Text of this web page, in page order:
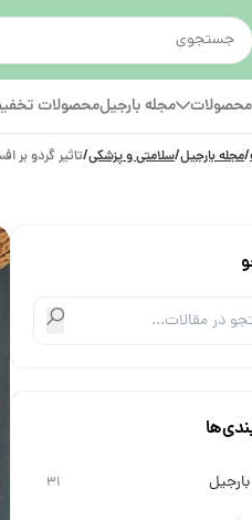
مجله بارجیلمحصولات
/مجله بارجیل/سلامتی و پزشکی/تاثیر گردو بر
بارجیل 31